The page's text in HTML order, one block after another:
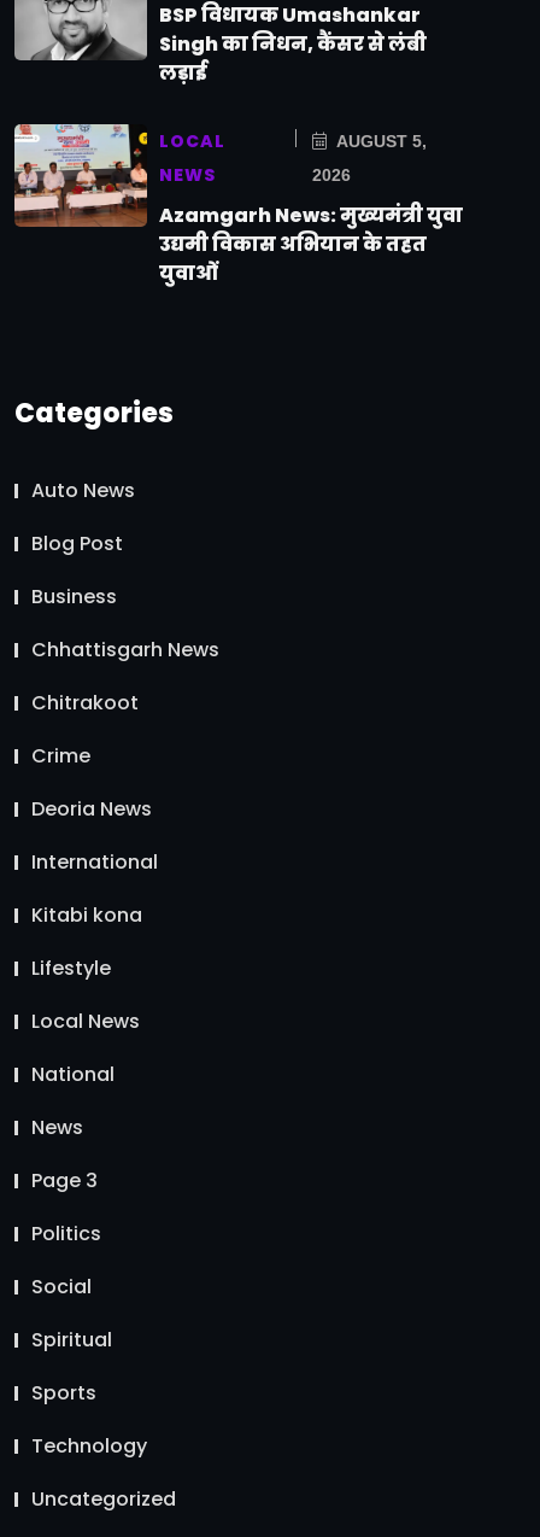
BSP विधायक Umashankar
Singh का निधन, कैंसर से लंबी
लड़ाई
LOCAL
NEWS
AUGUST 5,
2026
Azamgarh News: मुख्यमंत्री युवा
उद्यमी विकास अभियान के तहत
युवाओं
Categories
Auto News
Blog Post
Business
Chhattisgarh News
Chitrakoot
Crime
Deoria News
International
Kitabi kona
Lifestyle
Local News
National
News
Page 3
Politics
Social
Spiritual
Sports
Technology
Uncategorized